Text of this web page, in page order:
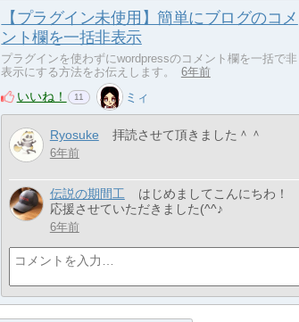
【プラグイン未使用】簡単にブログのコメ
ント欄を一括非表示
プラグインを使わずにwordpressのコメント欄を一括で非
表示にする方法をお伝えします。
6年前
いいね！ 11 ミィ
Ryosuke 拝読させて頂きました＾＾
6年前
伝説の期間工
はじめましてこんにちわ！
応援させていただきました(^^♪
6年前